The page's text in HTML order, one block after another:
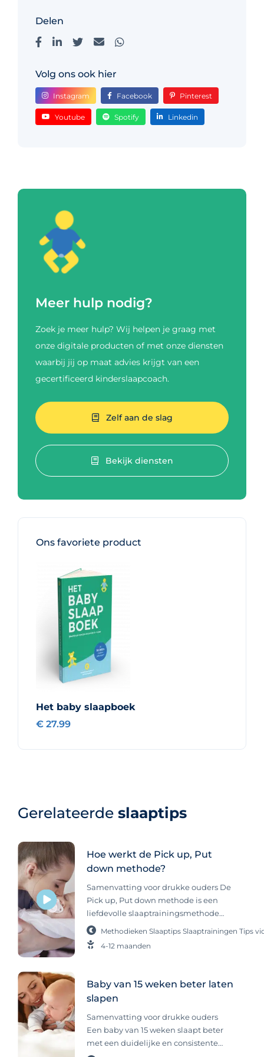
Delen
Volg ons ook hier
Instagram Facebook Pinterest
Youtube Spotify Linkedin
Meer hulp nodig?
Zoek je meer hulp? Wij helpen je graag met
onze digitale producten of met onze diensten
waarbij jij op maat advies krijgt van een
gecertificeerd kinderslaapcoach.
Zelf aan de slag
Bekijk diensten
Ons favoriete product
Het baby slaapboek
€ 27.99
Gerelateerde slaaptips
Hoe werkt de Pick up, Put
down methode?
Samenvatting voor drukke ouders De
Pick up, Put down methode is een
liefdevolle slaaptrainingsmethode
waarbij je je baby steeds oppakt om te
kalmeren en weer neerlegt zodra hij
rustig is, zodat hij leert zelfstandig in
geduld, duurt gemiddeld twee weken
en laat vaak na drie tot vijf dagen al
verbetering zien. De Pick up, Put
down methode is een manier van
slaaptrainen en wordt gezien als een
liefdevolle methode. In dit artikel
Methodieken Slaaptips Slaaptrainingen Tips
4-12 maanden
Baby van 15 weken beter laten
slapen
Samenvatting voor drukke ouders
Een baby van 15 weken slaapt beter
met een duidelijke en consistente